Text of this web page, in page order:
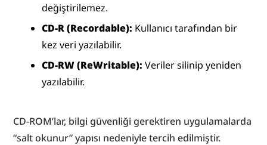
değiştirilemez.
CD-R (Recordable): Kullanıcı tarafından bir
kez veri yazılabilir.
CD-RW (ReWritable): Veriler silinip yeniden
yazılabilir.
CD-ROM’lar, bilgi güvenliği gerektiren uygulamalarda
“salt okunur” yapısı nedeniyle tercih edilmiştir.